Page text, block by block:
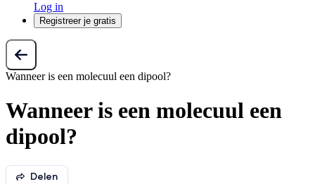
Log in
Registreer je gratis
Wanneer is een molecuul een dipool?
Wanneer is een molecuul een
dipool?
Delen